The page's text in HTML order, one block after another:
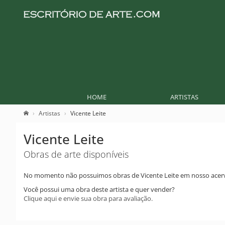
HOME ARTISTAS
Artistas Vicente Leite
Vicente Leite
Obras de arte disponíveis
No momento não possuimos obras de Vicente Leite em nosso
Você possui uma obra deste artista e quer vender?
Clique aqui e envie sua obra para avaliação.